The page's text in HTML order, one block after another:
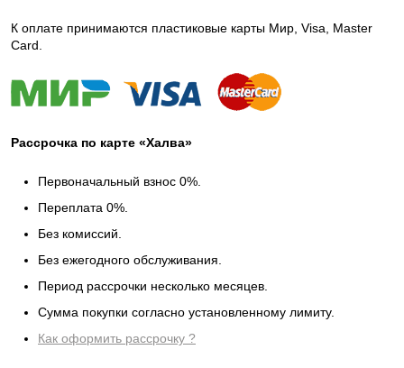
К оплате принимаются пластиковые карты Мир, Visa, Master
Card.
Рассрочка по карте «Халва»
Первоначальный взнос 0%.
Переплата 0%.
Без комиссий.
Без ежегодного обслуживания.
Период рассрочки несколько месяцев.
Сумма покупки согласно установленному лимиту.
Как оформить рассрочку ?